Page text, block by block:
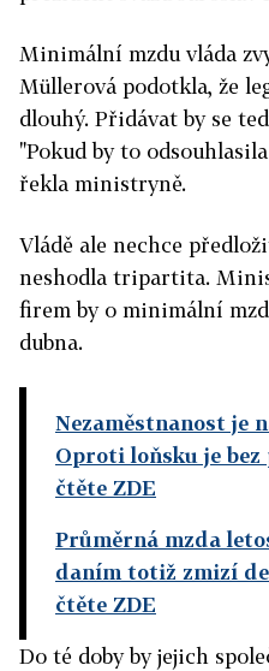
Minimální mzdu vláda
Müllerová podotkla, že
dlouhý. Přidávat by se
"Pokud by to
řekla ministryně.
Vládě ale nechce
neshodla tripartita.
firem by o minimální
dubna.
Nezaměstnanost je
Oproti loňsku je
čtěte ZDE
Průměrná mzda
daním totiž zmizí
čtěte ZDE
Do té doby by jejich